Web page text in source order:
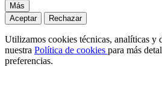
Más
Aceptar
Rechazar
Utilizamos cookies técnicas, analíticas y
nuestra Política de cookies para más
preferencias.